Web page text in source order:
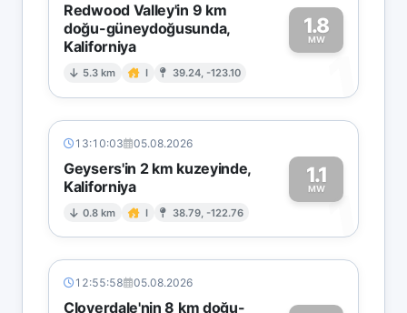
Redwood Valley'in 9 km
doğu-güneydoğusunda,
Kaliforniya
5.3 km I 39.24, -123.10
1.8
MW
1
13:10:03 05.08.2026
Geysers'in 2 km kuzeyinde,
Kaliforniya
0.8 km I 38.79, -122.76
1.1
MW1
12:55:58 05.08.2026
Cloverdale'nin 8 km doğu-